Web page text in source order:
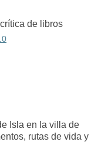
de libros
Isla en la villa de
rutas de vida y